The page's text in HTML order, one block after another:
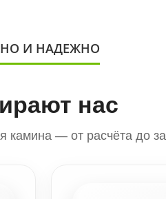
И НАДЕЖНО
нас
камина — от расчёта до